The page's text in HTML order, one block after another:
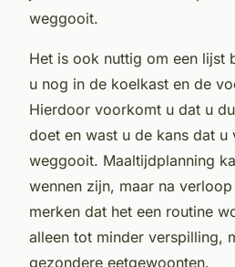
weggooit.
Het is ook nuttig om een lijst
u nog in de koelkast en de
Hierdoor voorkomt u dat u
doet en wast u de kans dat u
weggooit. Maaltijdplanning
wennen zijn, maar na
merken dat het een routine
alleen tot minder verspilling,
gezondere eetgewoonten.